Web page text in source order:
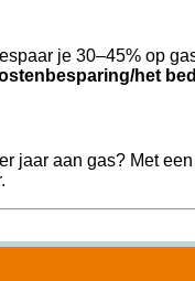
je 30–45% op
het
jaar aan gas? Met